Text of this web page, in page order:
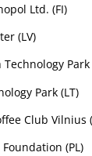
Ltd. (FI)
(LV)
Park
Park (LT)
Club Vilnius
(PL)